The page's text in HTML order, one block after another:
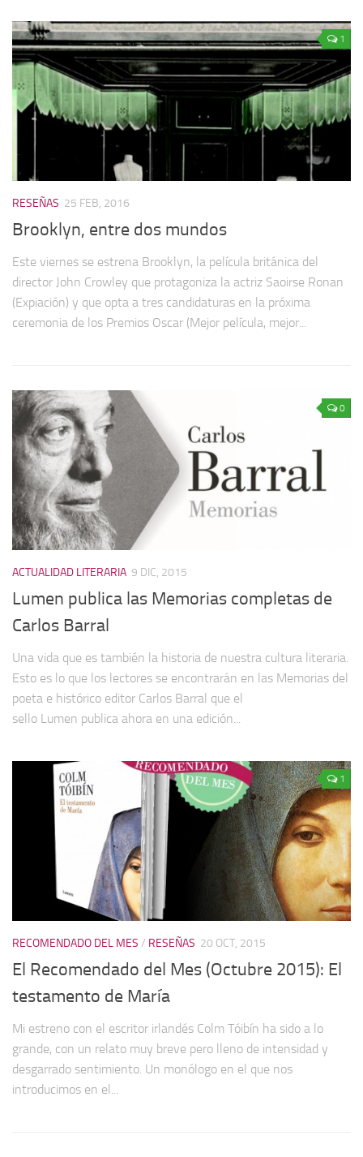
1
RESEÑAS 25 FEB, 2016
Brooklyn, entre dos mundos
Este viernes se estrena Brooklyn, la película británica del
director John Crowley que protagoniza la actriz Saoirse Ronan
(Expiación) y que opta a tres candidaturas en la próxima
ceremonia de los Premios Oscar (Mejor película, mejor...
0
ACTUALIDAD LITERARIA 9 DIC, 2015
Lumen publica las Memorias completas de
Carlos Barral
Una vida que es también la historia de nuestra cultura literaria.
Esto es lo que los lectores se encontrarán en las Memorias del
poeta e histórico editor Carlos Barral que el
sello Lumen publica ahora en una edición...
1
RECOMENDADO DEL MES / RESEÑAS 20 OCT, 2015
El Recomendado del Mes (Octubre 2015): El
testamento de María
Mi estreno con el escritor irlandés Colm Tóibín ha sido a lo
grande, con un relato muy breve pero lleno de intensidad y
desgarrado sentimiento. Un monólogo en el que nos
introducimos en el...